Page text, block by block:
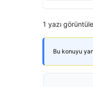
1 yazı
Bu konuyu